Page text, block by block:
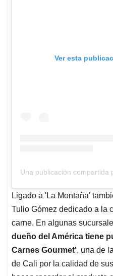
Ver esta
Una publicación
Ligado a 'La Montaña'
Tulio Gómez dedicado a la
carne. En algunas
dueño del América tiene
Carnes Gourmet', una de
de Cali por la calidad de